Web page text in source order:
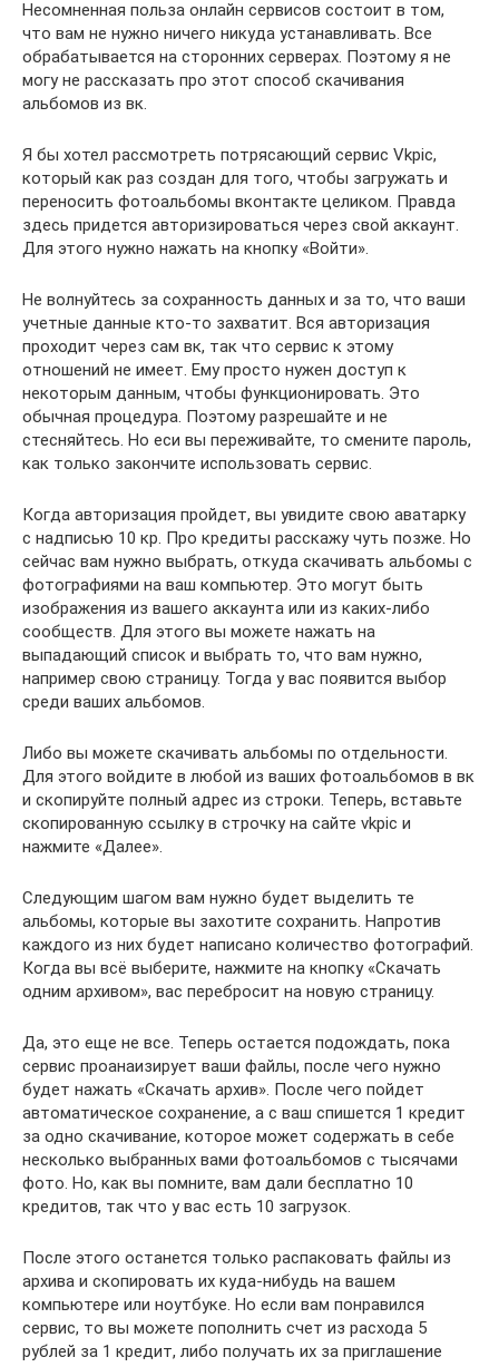
Несомненная польза онлайн сервисов состоит в том,
что вам не нужно ничего никуда устанавливать. Все
обрабатывается на сторонних серверах. Поэтому я не
могу не рассказать про этот способ скачивания
альбомов из вк.
Я бы хотел рассмотреть потрясающий сервис Vkpic,
который как раз создан для того, чтобы загружать и
переносить фотоальбомы вконтакте целиком. Правда
здесь придется авторизироваться через свой аккаунт.
Для этого нужно нажать на кнопку «Войти».
Не волнуйтесь за сохранность данных и за то, что ваши
учетные данные кто-то захватит. Вся авторизация
проходит через сам вк, так что сервис к этому
отношений не имеет. Ему просто нужен доступ к
некоторым данным, чтобы функционировать. Это
обычная процедура. Поэтому разрешайте и не
стесняйтесь. Но еси вы переживайте, то смените пароль,
как только закончите использовать сервис.
Когда авторизация пройдет, вы увидите свою аватарку
с надписью 10 кр. Про кредиты расскажу чуть позже. Но
сейчас вам нужно выбрать, откуда скачивать альбомы с
фотографиями на ваш компьютер. Это могут быть
изображения из вашего аккаунта или из каких-либо
сообществ. Для этого вы можете нажать на
выпадающий список и выбрать то, что вам нужно,
например свою страницу. Тогда у вас появится выбор
среди ваших альбомов.
Либо вы можете скачивать альбомы по отдельности.
Для этого войдите в любой из ваших фотоальбомов в вк
и скопируйте полный адрес из строки. Теперь, вставьте
скопированную ссылку в строчку на сайте vkpic и
нажмите «Далее».
Следующим шагом вам нужно будет выделить те
альбомы, которые вы захотите сохранить. Напротив
каждого из них будет написано количество фотографий.
Когда вы всё выберите, нажмите на кнопку «Скачать
одним архивом», вас перебросит на новую страницу.
Да, это еще не все. Теперь остается подождать, пока
сервис проанаизирует ваши файлы, после чего нужно
будет нажать «Скачать архив». После чего пойдет
автоматическое сохранение, а с ваш спишется 1 кредит
за одно скачивание, которое может содержать в себе
несколько выбранных вами фотоальбомов с тысячами
фото. Но, как вы помните, вам дали бесплатно 10
кредитов, так что у вас есть 10 загрузок.
После этого останется только распаковать файлы из
архива и скопировать их куда-нибудь на вашем
компьютере или ноутбуке. Но если вам понравился
сервис, то вы можете пополнить счет из расхода 5
рублей за 1 кредит, либо получать их за приглашение